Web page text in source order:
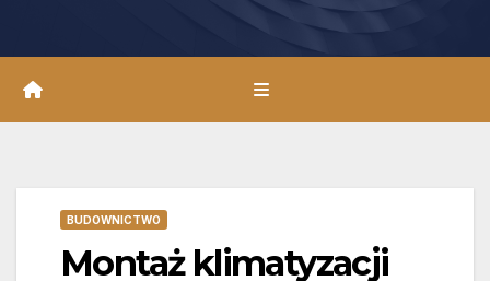
BUDOWNICTWO
Montaż klimatyzacji